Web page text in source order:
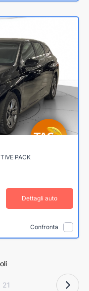
PACK
Dettagli auto
Confronta
21